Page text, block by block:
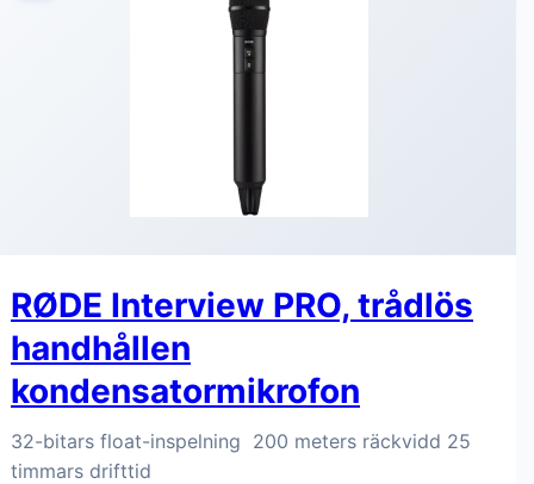
RØDE Interview PRO, trådlös
handhållen
kondensatormikrofon
32-bitars float-inspelning 200 meters räckvidd 25
timmars drifttid